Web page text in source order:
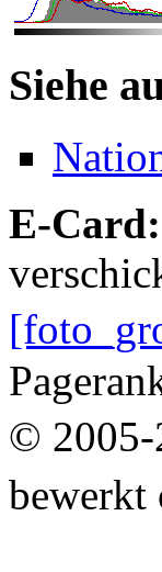
Siehe
E-Card:
©
bewerkt